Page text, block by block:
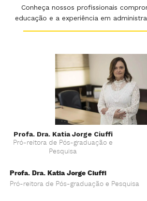
Conheça nossos profissionais
educação e a experiência em
Profa. Dra. Katia Jorge Ciuffi
Pró-reitora de Pós-graduação e
Pesquisa
Profa. Dra. Katia Jorge Ciuffi
Pró-reitora de Pós-graduação e Pesquisa